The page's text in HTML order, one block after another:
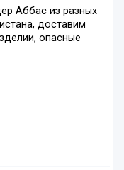
Аббас из разных
доставим
опасные